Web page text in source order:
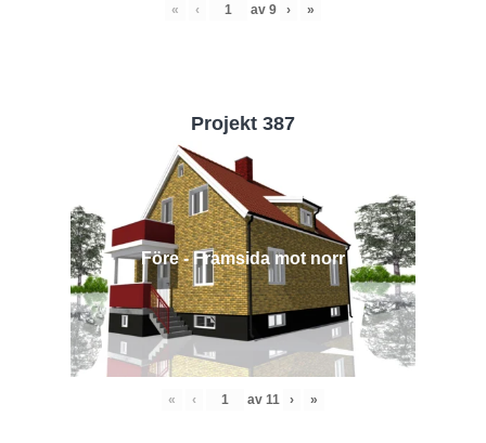
« ‹ av 9 › »
Projekt 387
Före - Framsida mot norr
« ‹ av 11 › »